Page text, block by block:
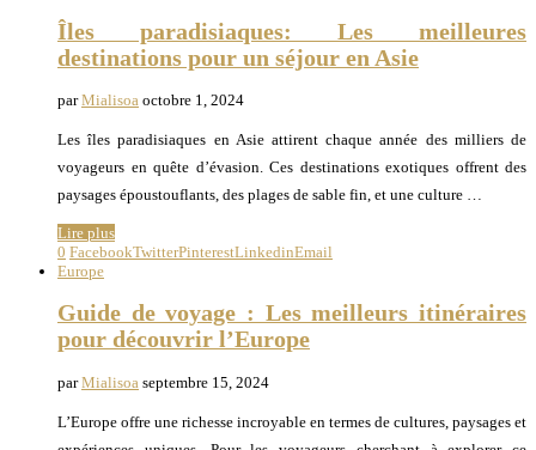
Îles paradisiaques: Les meilleures
destinations pour un séjour en Asie
parMialisoa octobre 1, 2024
Les îles paradisiaques en Asie attirent chaque année des milliers de
voyageurs en quête d’évasion. Ces destinations exotiques offrent des
paysages époustouflants, des plages de sable fin, et une culture …
Lire plus
0 FacebookTwitterPinterestLinkedinEmail
Europe
Guide de voyage : Les meilleurs itinéraires
pour découvrir l’Europe
parMialisoa septembre 15, 2024
L’Europe offre une richesse incroyable en termes de cultures, paysages et